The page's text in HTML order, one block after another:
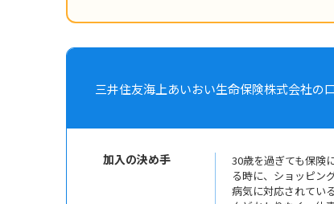
三井住友海上あいおい生命保険株式会社の
加入の決め手
30歳を過ぎても保険
る時に、ショッピン
病気に対応されてい